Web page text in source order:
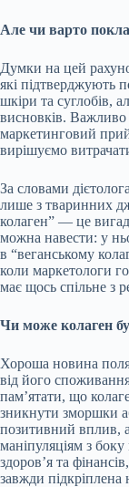
Але чи варто
Думки на цей
які підтверджують
шкіри та суглобів,
висновків.
маркетинговий
вирішуємо
За словами
лише з тваринних
колаген” — це
можна навести: у
в “веганському
коли маркетологи
має щось спільне з
Чи може колаген
Хороша новина
від його
пам’ятати, що
зникнути зморшки
позитивний вплив,
маніпуляціям з
здоров’я та
завжди